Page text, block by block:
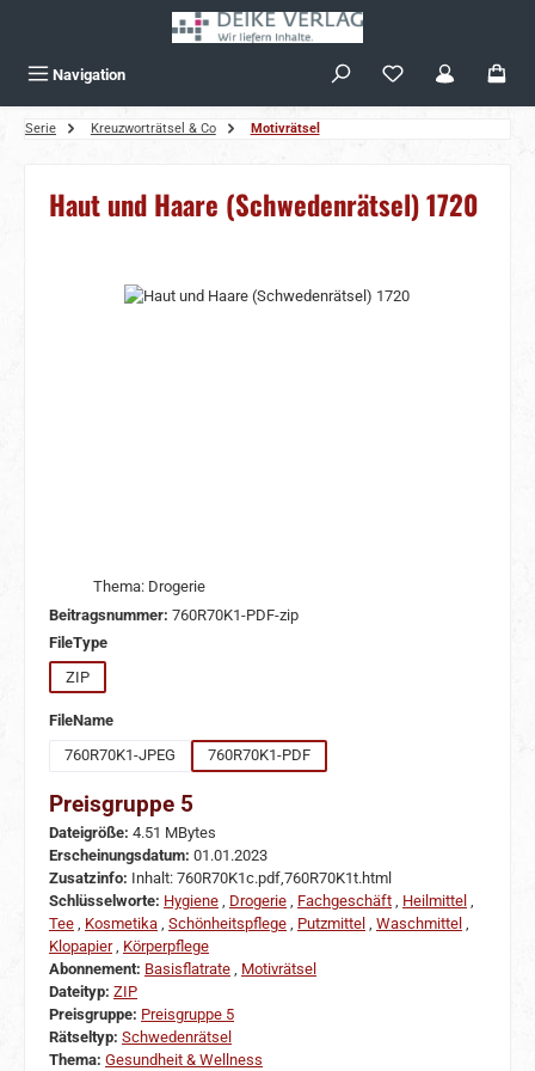
Navigation
Serie Kreuzworträtsel & Co Motivrätsel
Haut und Haare (Schwedenrätsel) 1720
Bildergalerie überspringen
Thema: Drogerie
Beitragsnummer: 760R70K1-PDF-zip
FileTypeauswählen
ZIP
FileNameauswählen
760R70K1-JPEG
760R70K1-PDF
Preisgruppe 5
Dateigröße: 4.51 MBytes
Erscheinungsdatum: 01.01.2023
Zusatzinfo: Inhalt: 760R70K1c.pdf,760R70K1t.html
Schlüsselworte: Hygiene Drogerie Fachgeschäft Heilmittel
Tee
Kosmetika Schönheitspflege Putzmittel Waschmittel
Klopapier, Körperpflege
Abonnement: Basisflatrate
Motivrätsel
Dateityp: ZIP
Preisgruppe: Preisgruppe 5
Rätseltyp: Schwedenrätsel
Thema: Gesundheit & Wellness